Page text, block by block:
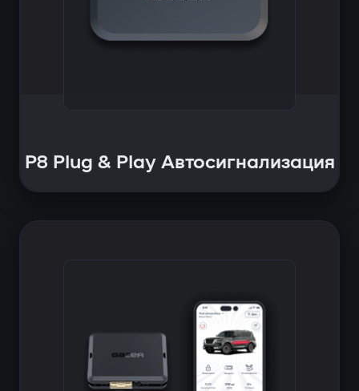
P8 Plug & Play Автосигнализация